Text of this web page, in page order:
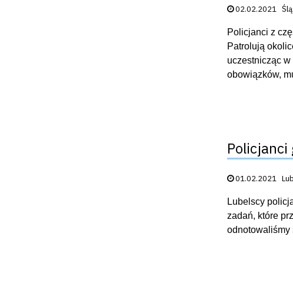
Data publikacji:
02.02.2021
Policjanci z
Patrolują
uczestnicząc w
obowiązków,
Data publikacji:
01.02.2021
Lubelscy
zadań, które
odnotowaliśmy